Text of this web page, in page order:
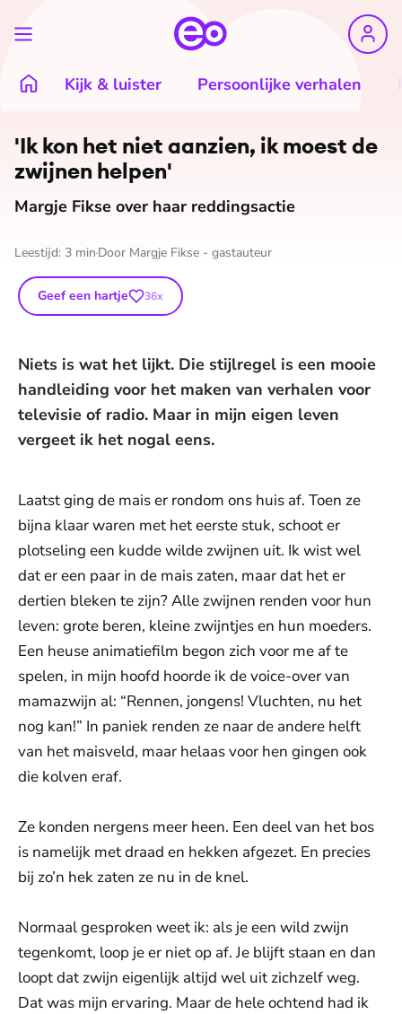
Kijk & luister Persoonlijke verhalen
'Ik kon het niet aanzien, ik moest de
zwijnen helpen'
Margje Fikse over haar reddingsactie
Leestijd: 3 min Door Margje Fikse - gastauteur
Geef een hartje 36x
Niets is wat het lijkt. Die stijlregel is een mooie
handleiding voor het maken van verhalen voor
televisie of radio. Maar in mijn eigen leven
vergeet ik het nogal eens.
Laatst ging de mais er rondom ons huis af. Toen ze
bijna klaar waren met het eerste stuk, schoot er
plotseling een kudde wilde zwijnen uit. Ik wist wel
dat er een paar in de mais zaten, maar dat het er
dertien bleken te zijn? Alle zwijnen renden voor hun
leven: grote beren, kleine zwijntjes en hun moeders.
Een heuse animatiefilm begon zich voor me af te
spelen, in mijn hoofd hoorde ik de voice-over van
mamazwijn al: “Rennen, jongens! Vluchten, nu het
nog kan!” In paniek renden ze naar de andere helft
van het maisveld, maar helaas voor hen gingen ook
die kolven eraf.
Ze konden nergens meer heen. Een deel van het bos
is namelijk met draad en hekken afgezet. En precies
bij zo’n hek zaten ze nu in de knel.
Normaal gesproken weet ik: als je een wild zwijn
tegenkomt, loop je er niet op af. Je blijft staan en dan
loopt dat zwijn eigenlijk altijd wel uit zichzelf weg.
Dat was mijn ervaring. Maar de hele ochtend had ik